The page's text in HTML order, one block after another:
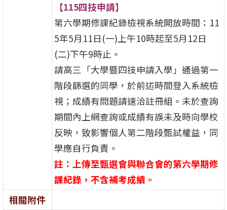
【115四技申請】
第六學期修課紀錄檢視系統開放時間：11
5年5月11日(一)上午10時起至5月12日
(二)下午9時止。
請高三「大學暨四技申請入學」通過第一
階段篩選的同學，於前述時間登入系統檢
視；成績有問題請速洽註冊組。未於查詢
期間內上網查詢或成績有誤未及時向學校
反映，致影響個人第二階段甄試權益，同
學應自行負責。
註：上傳至甄選會與聯合會的第六學期修
課紀錄，不含補考成績。
相關附件